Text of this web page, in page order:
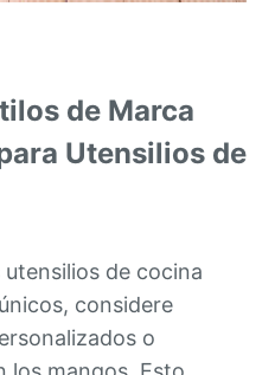
de Marca
Utensilios de
utensilios de cocina
considere
o